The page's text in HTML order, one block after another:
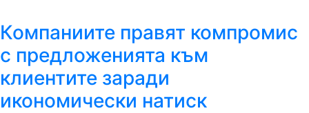
Компаниите правят компромис
с предложенията към
клиентите заради
икономически натиск